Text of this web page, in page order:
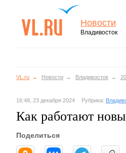
Новости
Владивосток
VL.ru Новости Владивосток
16:48, 23 декабря 2024 Рубрика:
Как работают
Поделиться